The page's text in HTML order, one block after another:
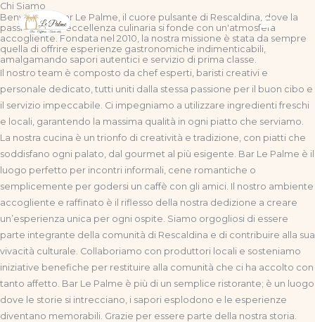
Vai
al
contenuto
Chi Siamo
Benvenuti a Bar Le Palme, il cuore pulsante di Rescaldina, dove la
passione per l'eccellenza culinaria si fonde con un'atmosfera
accogliente. Fondata nel 2010, la nostra missione è stata da sempre
quella di offrire esperienze gastronomiche indimenticabili,
amalgamando sapori autentici e servizio di prima classe.
Il nostro team è composto da chef esperti, baristi creativi e
personale dedicato, tutti uniti dalla stessa passione per il buon cibo e
il servizio impeccabile. Ci impegniamo a utilizzare ingredienti freschi
e locali, garantendo la massima qualità in ogni piatto che serviamo.
La nostra cucina è un trionfo di creatività e tradizione, con piatti che
soddisfano ogni palato, dal gourmet al più esigente. Bar Le Palme è il
luogo perfetto per incontri informali, cene romantiche o
semplicemente per godersi un caffè con gli amici. Il nostro ambiente
accogliente e raffinato è il riflesso della nostra dedizione a creare
un’esperienza unica per ogni ospite. Siamo orgogliosi di essere
parte integrante della comunità di Rescaldina e di contribuire alla sua
vivacità culturale. Collaboriamo con produttori locali e sosteniamo
iniziative benefiche per restituire alla comunità che ci ha accolto con
tanto affetto. Bar Le Palme è più di un semplice ristorante; è un luogo
dove le storie si intrecciano, i sapori esplodono e le esperienze
diventano memorabili. Grazie per essere parte della nostra storia.